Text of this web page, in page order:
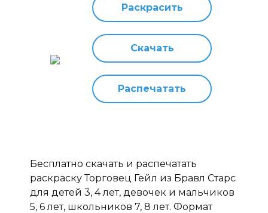
Раскрасить
Скачать
Распечатать
Бесплатно скачать и распечатать
раскраску Торговец Гейл из Бравл Старс
для детей 3, 4 лет, девочек и мальчиков
5, 6 лет, школьников 7, 8 лет. Формат